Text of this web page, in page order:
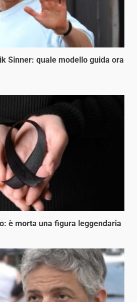
Sinner: quale modello guida ora
è morta una figura leggendaria